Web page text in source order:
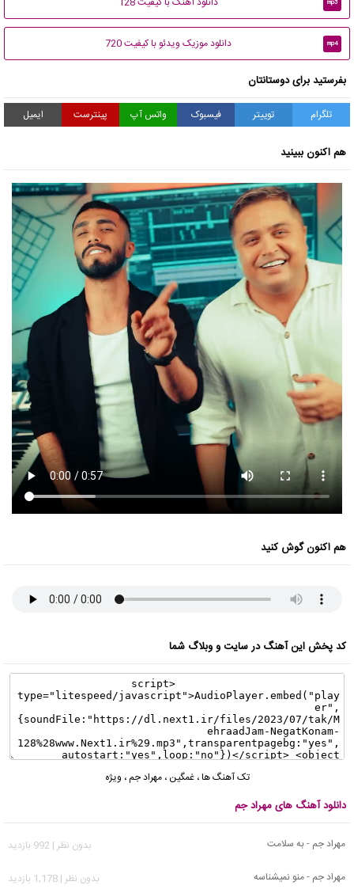
mp3
mp4 دانلود موزیک ویدئو با کیفیت 720
بفرستید برای دوستانتان
تلگرام توییتر فیسبوک واتس آپ پینترست ایمیل
هم اکنون ببینید
هم اکنون گوش کنید
کد پخش این آهنگ در سایت و وبلاگ شما
تک آهنگ ها،غمگین ،مهراد جم، ویژه
دانلود آهنگ های مهراد جم
مهراد جم - به سلامت
بدون نظر | 992 بازدید
مهراد جم - منو نمیشناسه
بدون نظر | 1,178 بازدید